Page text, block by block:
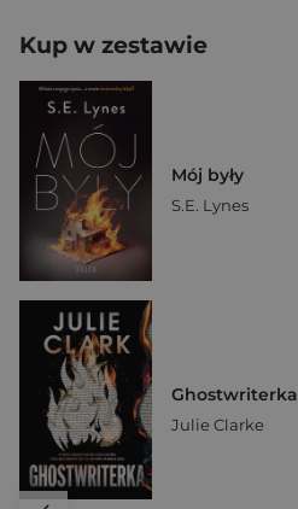
Kup w zestawie
Mój były
S.E. Lynes
Ghostwriterka
Julie Clarke